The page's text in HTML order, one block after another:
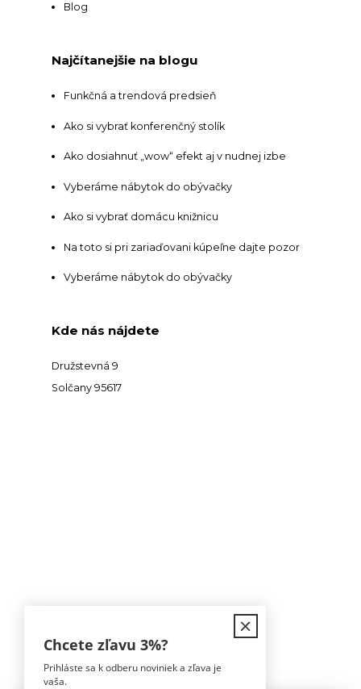
Blog
Najčítanejšie na blogu
Funkčná a trendová predsieň
Ako si vybrať konferenčný stolík
Ako dosiahnuť „wow“ efekt aj v nudnej izbe
Vyberáme nábytok do obývačky
Ako si vybrať domácu knižnicu
Na toto si pri zariaďovani kúpeľne dajte pozor
Vyberáme nábytok do obývačky
Kde nás nájdete
Družstevná 9
Solčany 95617
Tomáš Hula
Chcete zľavu 3%?
Prihláste sa k odberu noviniek a zľava je
vaša.